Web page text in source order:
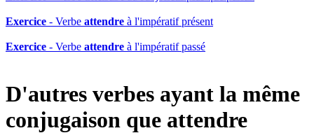
Exercice - Verbe attendre à l'impératif présent
Exercice - Verbe attendre à l'impératif passé
D'autres verbes ayant la même
conjugaison que attendre